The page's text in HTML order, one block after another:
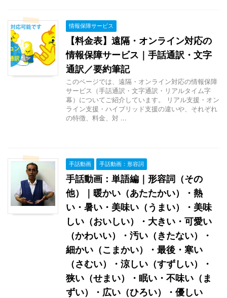
情報保障サービス
【料金表】遠隔・オンライン対応の
情報保障サービス｜手話通訳・文字
通訳／要約筆記
このページでは、遠隔・オンライン対応の情報保障
サービス（手話通訳・文字通訳・リアルタイム字
幕）についてご紹介しています。 リアル支援・オン
ライン支援・ハイブリッド支援の違いや、それぞれ
の特徴、料金、対 ...
手話動画 手話動画：形容詞
手話動画：単語編｜形容詞（その
他）｜暖かい（あたたかい）・熱
い・暑い・美味い（うまい）・美味
しい（おいしい）・大きい・可愛い
（かわいい）・汚い（きたない）・
細かい（こまかい）・最後・寒い
（さむい）・涼しい（すずしい）・
狭い（せまい）・眠い・不味い（ま
ずい）・広い（ひろい）・優しい